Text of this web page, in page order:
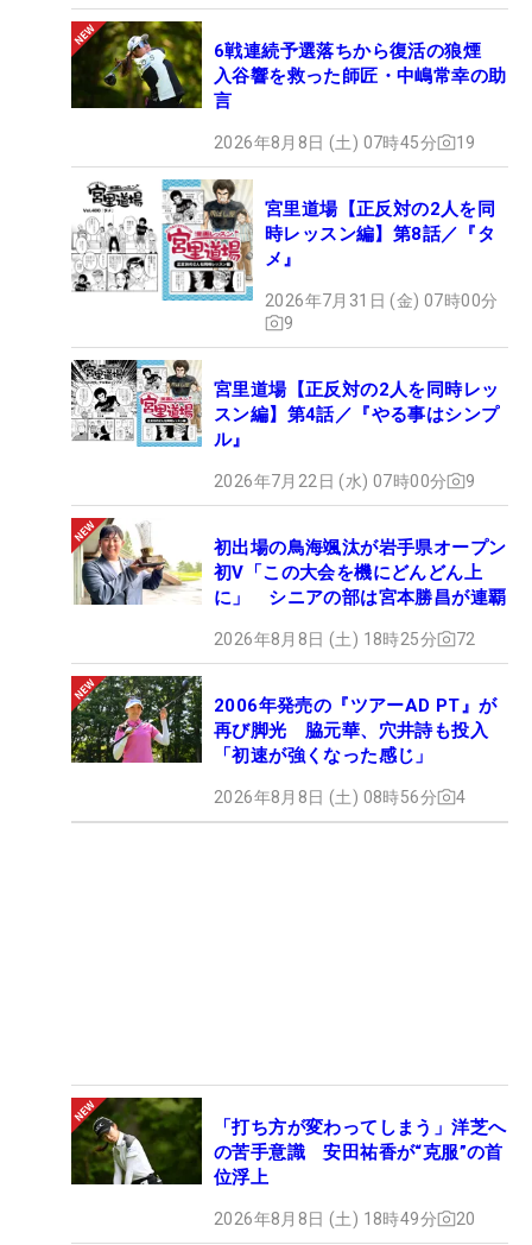
6戦連続予選落ちから復活の狼煙
入谷響を救った師匠・中嶋常幸の助
言
2026年8月8日 (土) 07時45分 19
宮里道場【正反対の2人を同
時レッスン編】第8話／『タ
メ』
2026年7月31日 (金) 07時00分
9
宮里道場【正反対の2人を同時レッ
スン編】第4話／『やる事はシンプ
ル』
2026年7月22日 (水) 07時00分 9
初出場の鳥海颯汰が岩手県オープン
初V「この大会を機にどんどん上
に」 シニアの部は宮本勝昌が連覇
2026年8月8日 (土) 18時25分 72
2006年発売の『ツアーAD PT』が
再び脚光 脇元華、穴井詩も投入
「初速が強くなった感じ」
2026年8月8日 (土) 08時56分 4
「打ち方が変わってしまう」洋芝へ
の苦手意識 安田祐香が“克服”の首
位浮上
2026年8月8日 (土) 18時49分 20